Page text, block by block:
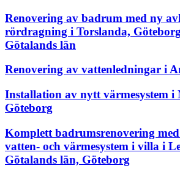
Renovering av badrum med ny
rördragning i Torslanda,
Götalands län
Renovering av vattenledningar i
Installation av nytt värmesystem i
Göteborg
Komplett badrumsrenovering
vatten- och värmesystem i villa i
Götalands län, Göteborg